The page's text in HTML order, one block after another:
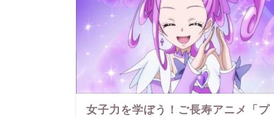
女子力を学ぼう！ご長寿アニメ「プ